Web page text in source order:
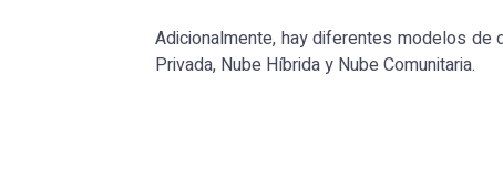
Adicionalmente, hay diferentes modelos
Privada, Nube Híbrida y Nube Comunitaria.